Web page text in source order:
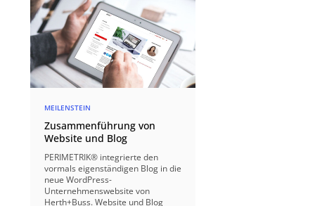
MEILENSTEIN
Zusammenführung von
Website und Blog
PERIMETRIK® integrierte den
vormals eigenständigen Blog in die
neue WordPress-
Unternehmenswebsite von
Herth+Buss. Website und Blog